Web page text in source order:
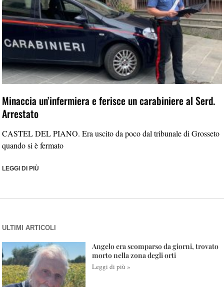
Minaccia un’infermiera e ferisce un carabiniere al Serd.
Arrestato
CASTEL DEL PIANO. Era uscito da poco dal tribunale di Grosseto
quando si è fermato
LEGGI DI PIÙ
ULTIMI ARTICOLI
Angelo era scomparso da giorni, trovato
morto nella zona degli orti
Leggi di più »